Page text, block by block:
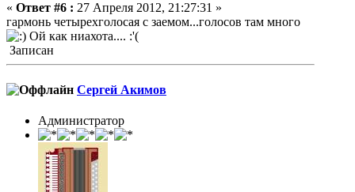
« Ответ #6 : 27 Апреля 2012, 21:27:31 »
гармонь четырехголосая с заемом...голосов там много
Ой как ниахота.... :'(
Записан
Сергей Акимов
Администратор